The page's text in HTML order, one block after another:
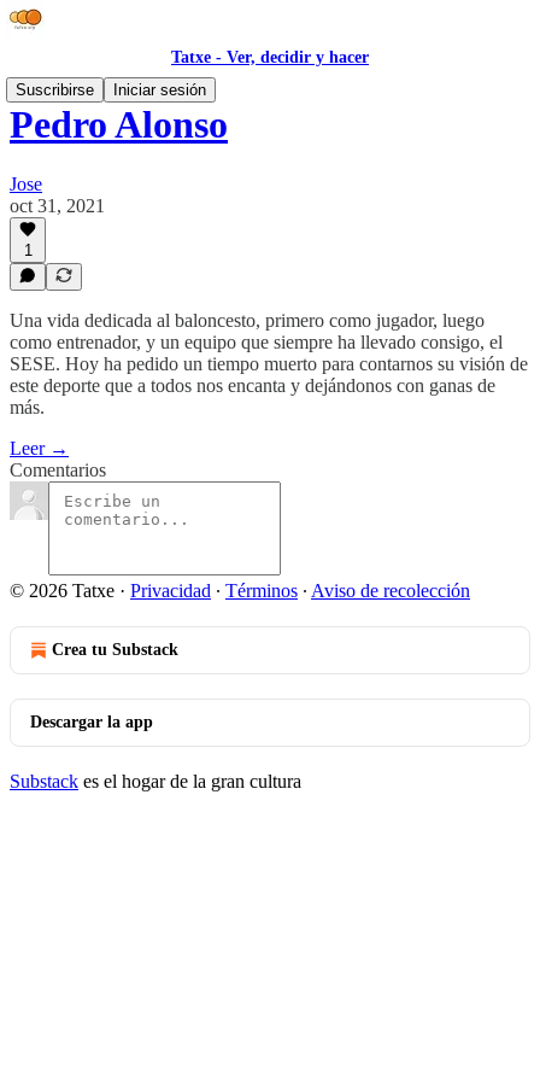
Tatxe - Ver, decidir y hacer
Suscribirse
Iniciar sesión
Pedro Alonso
Jose
oct 31, 2021
1
Una vida dedicada al baloncesto, primero como jugador, luego
como entrenador, y un equipo que siempre ha llevado consigo, el
SESE. Hoy ha pedido un tiempo muerto para contarnos su visión de
este deporte que a todos nos encanta y dejándonos con ganas de
más.
Leer →
Comentarios
© 2026 Tatxe · Privacidad ∙ Términos ∙ Aviso de recolección
Crea tu Substack
Descargar la app
Substack es el hogar de la gran cultura